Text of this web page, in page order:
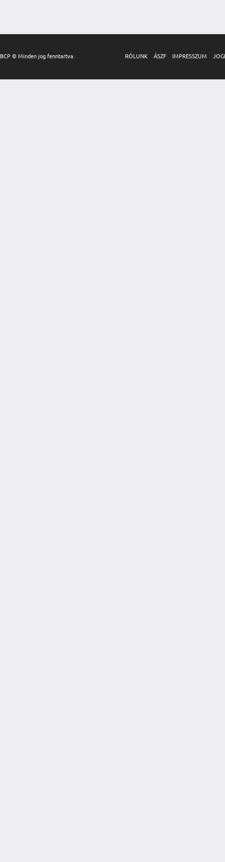
BCP © Minden jog fenntartva. RÓLUNK ÁSZF IMPRESSZUM